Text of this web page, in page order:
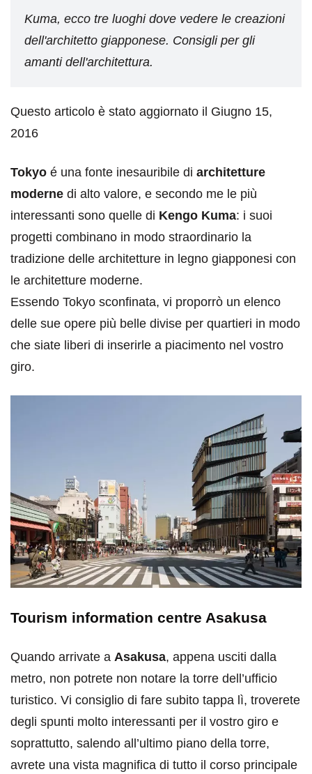
Kuma, ecco tre luoghi dove vedere le creazioni
dell'architetto giapponese. Consigli per gli
amanti dell'architettura.
Questo articolo è stato aggiornato il Giugno 15,
2016
Tokyo é una fonte inesauribile di architetture
moderne di alto valore, e secondo me le più
interessanti sono quelle di Kengo Kuma: i suoi
progetti combinano in modo straordinario la
tradizione delle architetture in legno giapponesi con
le architetture moderne.
Essendo Tokyo sconfinata, vi proporrò un elenco
delle sue opere più belle divise per quartieri in modo
che siate liberi di inserirle a piacimento nel vostro
giro.
Tourism information centre Asakusa
Quando arrivate a Asakusa, appena usciti dalla
metro, non potrete non notare la torre dell’ufficio
turistico. Vi consiglio di fare subito tappa lì, troverete
degli spunti molto interessanti per il vostro giro e
soprattutto, salendo all’ultimo piano della torre,
avrete una vista magnifica di tutto il corso principale